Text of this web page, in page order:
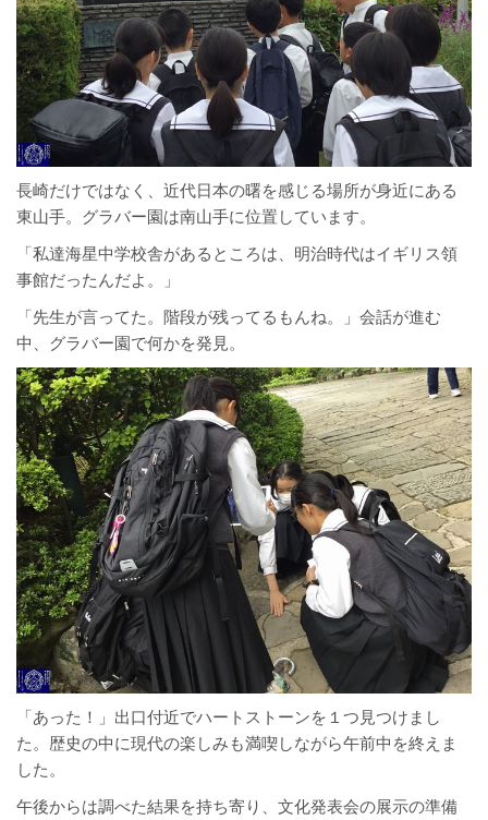
長崎だけではなく、近代日本の曙を感じる場所が身近にある
東山手。グラバー園は南山手に位置しています。
「私達海星中学校舎があるところは、明治時代はイギリス領
事館だったんだよ。」
「先生が言ってた。階段が残ってるもんね。」会話が進む
中、グラバー園で何かを発見。
「あった！」出口付近でハートストーンを１つ見つけまし
た。歴史の中に現代の楽しみも満喫しながら午前中を終えま
した。
午後からは調べた結果を持ち寄り、文化発表会の展示の準備